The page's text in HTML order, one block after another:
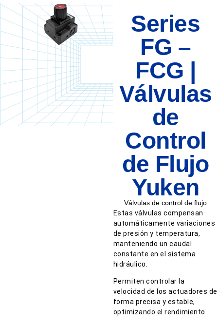
Series
FG –
FCG |
Válvulas
de
Control
de Flujo
Yuken
Válvulas de control de flujo
Estas válvulas compensan
automáticamente variaciones
de presión y temperatura,
manteniendo un caudal
constante en el sistema
hidráulico.
Permiten controlar la
velocidad de los actuadores de
forma precisa y estable,
optimizando el rendimiento.